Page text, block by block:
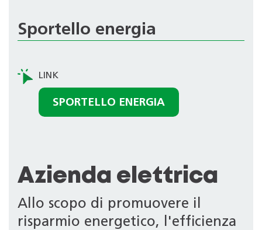
Sportello energia
SPORTELLO ENERGIA
Azienda elettrica
Allo scopo di promuovere il
risparmio energetico, l'efficienza